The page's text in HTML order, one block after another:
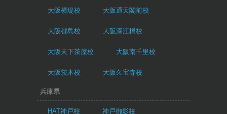
大阪横堤校 大阪通天閣前校
大阪都島校 大阪深江橋校
大阪天下茶屋校 大阪南千里校
大阪茨木校 大阪久宝寺校
兵庫県
HAT神戸校 神戸御影校